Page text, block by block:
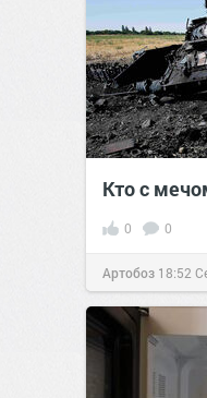
Кто с
0 0
Артобоз 18:52